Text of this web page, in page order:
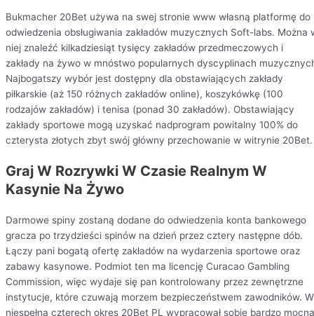
Bukmacher 20Bet używa na swej stronie www własną platformę do
odwiedzenia obsługiwania zakładów muzycznych Soft-labs. Można
niej znaleźć kilkadziesiąt tysięcy zakładów przedmeczowych i
zakłady na żywo w mnóstwo popularnych dyscyplinach
Najbogatszy wybór jest dostępny dla obstawiających zakłady
piłkarskie (aż 150 różnych zakładów online), koszykówkę (100
rodzajów zakładów) i tenisa (ponad 30 zakładów). Obstawiający
zakłady sportowe mogą uzyskać nadprogram powitalny 100% do
czterysta złotych zbyt swój główny przechowanie w witrynie 20Bet.
Graj W Rozrywki W Czasie Realnym W
Kasynie Na Żywo
Darmowe spiny zostaną dodane do odwiedzenia konta bankowego
gracza po trzydzieści spinów na dzień przez cztery następne dób.
Łączy pani bogatą ofertę zakładów na wydarzenia sportowe oraz
zabawy kasynowe. Podmiot ten ma licencję Curacao Gambling
Commission, więc wydaje się pan kontrolowany przez zewnętrzne
instytucje, które czuwają morzem bezpieczeństwem zawodników. W
niespełna czterech okres 20Bet PL wypracował sobie bardzo mocną